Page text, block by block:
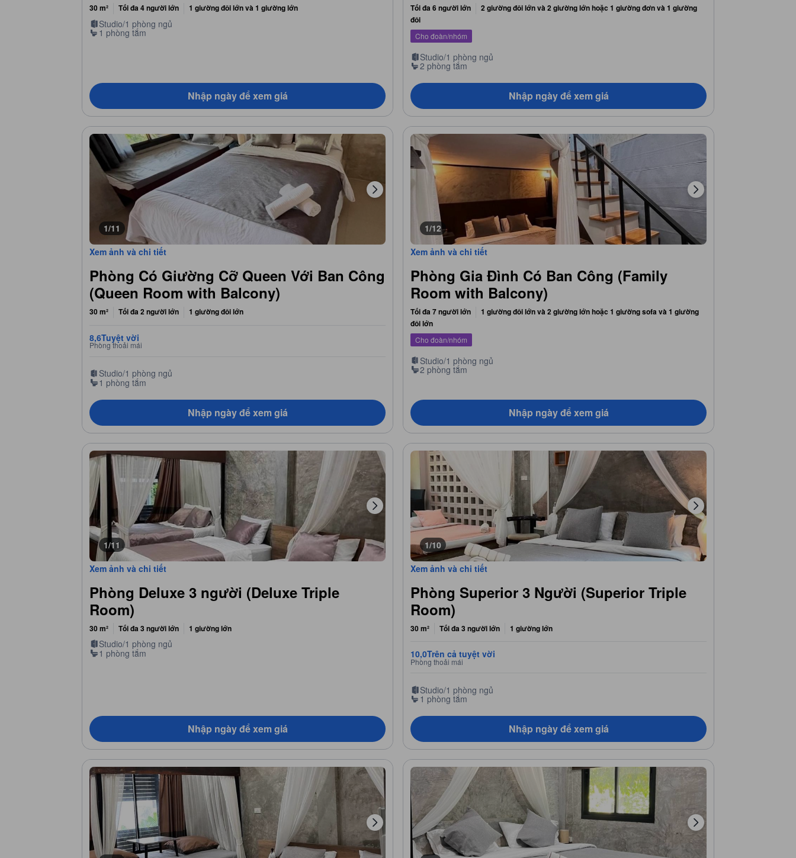
30 m² Tối đa 4 người lớn 1 giường đôi lớn và 1 giường lớn
Studio/1 phòng ngủ
1 phòng tắm
Nhập ngày để xem giá
Tối đa 6 người lớn
2 giường đôi lớn và 2 giường lớn hoặc 1 giường đơn và 1 giường
đôi
Cho đoàn/nhóm
Studio/1 phòng ngủ
2 phòng tắm
Nhập ngày để xem giá
1/11
Xem ảnh và chi tiết
Phòng Có Giường Cỡ Queen Với Ban Công
(Queen Room with Balcony)
30 m² Tối đa 2 người lớn 1 giường đôi lớn
8,6Tuyệt vời
Phòng thoải mái
Studio/1 phòng ngủ
1 phòng tắm
Nhập ngày để xem giá
1/12
Xem ảnh và chi tiết
Phòng Gia Đình Có Ban Công (Family
Room with Balcony)
Tối đa 7 người lớn
1 giường đôi lớn và 2 giường lớn hoặc 1 giường sofa và 1 giường
đôi lớn
Cho đoàn/nhóm
Studio/1 phòng ngủ
2 phòng tắm
Nhập ngày để xem giá
1/11
Xem ảnh và chi tiết
Phòng Deluxe 3 người (Deluxe Triple
Room)
30 m² Tối đa 3 người lớn 1 giường lớn
Studio/1 phòng ngủ
1 phòng tắm
Nhập ngày để xem giá
1/10
Xem ảnh và chi tiết
Phòng Superior 3 Người (Superior Triple
Room)
30 m² Tối đa 3 người lớn 1 giường lớn
10,0Trên cả tuyệt vời
Phòng thoải mái
Studio/1 phòng ngủ
1 phòng tắm
Nhập ngày để xem giá